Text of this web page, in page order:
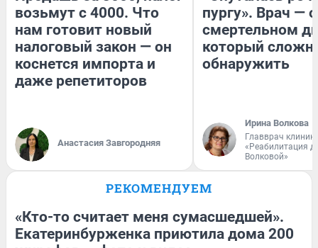
возьмут с 4000. Что
нам готовит новый
налоговый закон — он
коснется импорта и
даже репетиторов
Анастасия Завгородняя
пургу». Врач — о
смертельном
который
обнаружить
Ирина Волкова
Главврач
«Реабилитация
Волковой»
РЕКОМЕНДУЕМ
«Кто-то считает меня сумасшедшей».
Екатеринбурженка приютила дома 200